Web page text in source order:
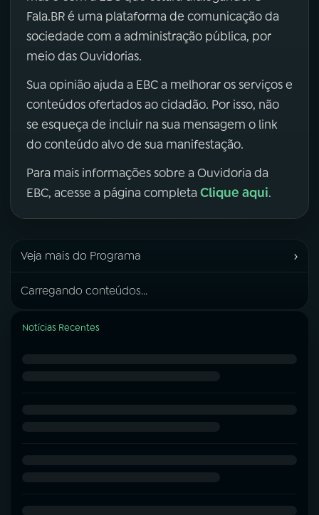
Fala.BR é uma plataforma de comunicação da
sociedade com a administração pública, por
meio das Ouvidorias.
Sua opinião ajuda a EBC a melhorar os serviços e
conteúdos ofertados ao cidadão. Por isso, não
se esqueça de incluir na sua mensagem o link
do conteúdo alvo de sua manifestação.
Para mais informações sobre a Ouvidoria da
EBC, acesse a página completa Clique aqui.
Veja mais do Programa ›
Carregando conteúdos...
Notícias Recentes